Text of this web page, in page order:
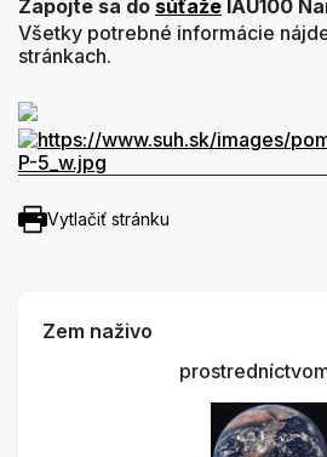
Zapojte sa do súťaže IAU100
Všetky potrebné informácie
stránkach.
Vytlačiť stránku
Zem naživo